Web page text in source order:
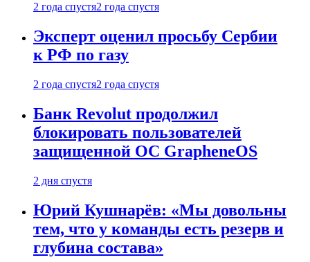
2 года спустя2 года спустя
Эксперт оценил просьбу Сербии
к РФ по газу
2 года спустя2 года спустя
Банк Revolut продолжил
блокировать пользователей
защищенной ОС GrapheneOS
2 дня спустя
Юрий Кушнарёв: «Мы довольны
тем, что у команды есть резерв и
глубина состава»